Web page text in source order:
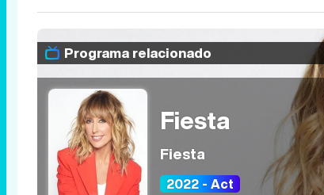
Programa relacionado
Fiesta
Fiesta
2022 - Act